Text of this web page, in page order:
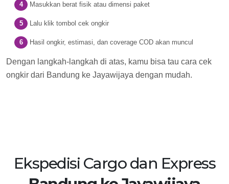
Masukkan berat fisik atau dimensi paket
Lalu klik tombol cek ongkir
Hasil ongkir, estimasi, dan coverage COD akan muncul
Dengan langkah-langkah di atas, kamu bisa tau cara cek
ongkir dari Bandung ke Jayawijaya dengan mudah.
Ekspedisi Cargo dan Express